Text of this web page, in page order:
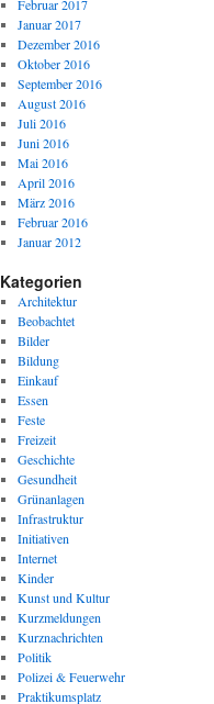
Februar 2017
Januar 2017
Dezember 2016
Oktober 2016
September 2016
August 2016
Juli 2016
Juni 2016
Mai 2016
April 2016
März 2016
Februar 2016
Januar 2012
Kategorien
Architektur
Beobachtet
Bilder
Bildung
Einkauf
Essen
Feste
Freizeit
Geschichte
Gesundheit
Grünanlagen
Infrastruktur
Initiativen
Internet
Kinder
Kunst und Kultur
Kurzmeldungen
Kurznachrichten
Politik
Polizei & Feuerwehr
Praktikumsplatz